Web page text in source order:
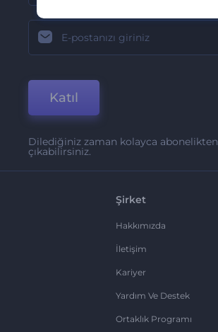
Katıl
Dilediğiniz zaman kolayca abonelikten
çıkabilirsiniz.
Şirket
Hakkımızda
İletişim
Kariyer
Yardım Ve Destek
Ortaklık Programı